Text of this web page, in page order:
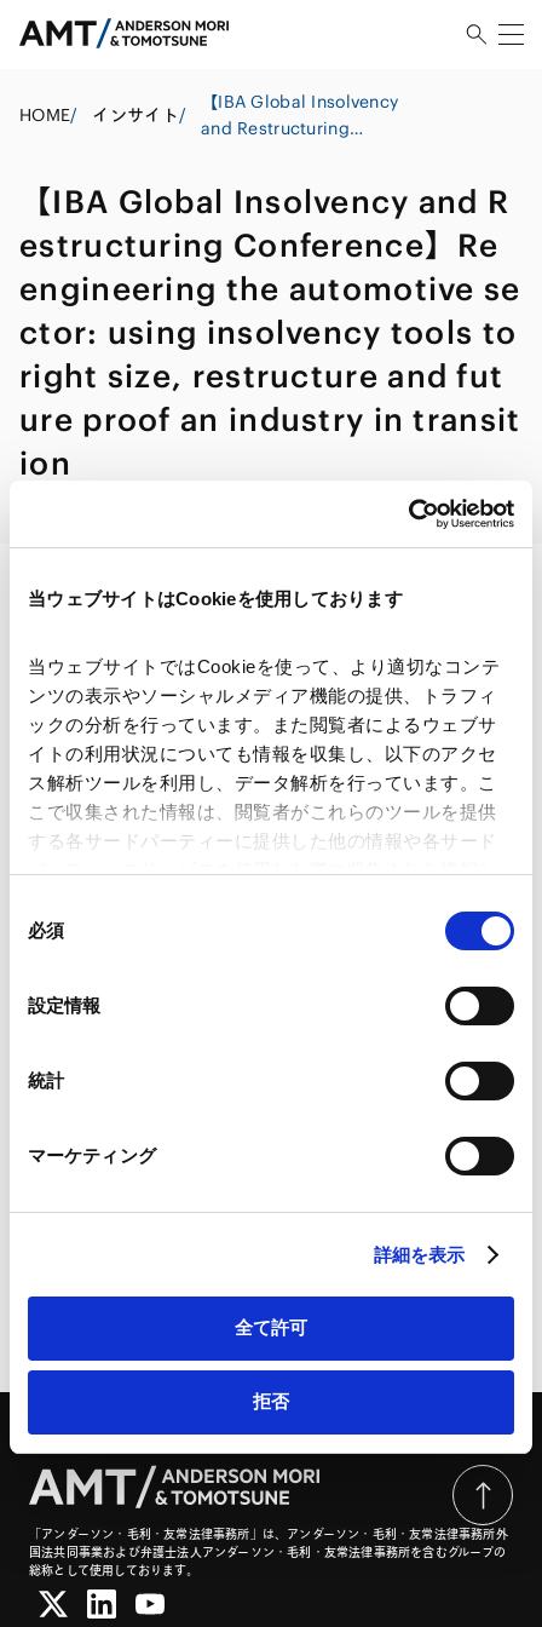
当ウェブサイトはCookieを使用しております
当ウェブサイトではCookieを使って、より適切なコンテ
ンツの表示やソーシャルメディア機能の提供、トラフィ
ックの分析を行っています。また閲覧者によるウェブサ
イトの利用状況についても情報を収集し、以下のアクセ
ス解析ツールを利用し、データ解析を行っています。こ
こで収集された情報は、閲覧者がこれらのツールを提供
する各サードパーティーに提供した他の情報や各サード
パーティーのサービスを使用した際に収集された情報と
ことがあります。
Google Analytics利用規約（
Marketo
外部サイト）
LinkedIn プライバシーポリシー（
HubSpot プライバシーポリシー（外部サイト）
必須
設定情報
統計
マーケティング
詳細を表示
全て許可
拒否
HOME/ インサイト/
【IBA Global Insolvency
and Restructuring
automotive sector: using
insolvency tools to right
size, restructure and
future proof an industry in
transition
【IBA Global Insolvency and R
estructuring Conference】Re
engineering the automotive se
ctor: using insolvency tools to
right size, restructure and fut
ure proof an industry in transit
ion
講師 田子 小百合
開催日時
2026年6月1日(月)09:30～11:00
会場 The Ritz-Carlton, Berlin, Germany
運営 International Bar Association
業務分野
ページのシェアはこちらから
「アンダーソン・毛利・友常法律事務所」は、アンダーソン・毛利・友常法律事務所外
国法共同事業および弁護士法人アンダーソン・毛利・友常法律事務所を含むグループの
総称として使用しております。